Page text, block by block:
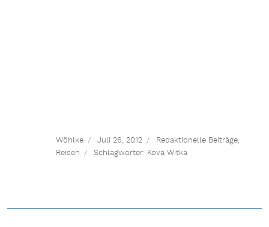
Wöhlke Juli 26, 2012 Redaktionelle Beiträge,
Reisen
Schlagwörter: Kova Witka